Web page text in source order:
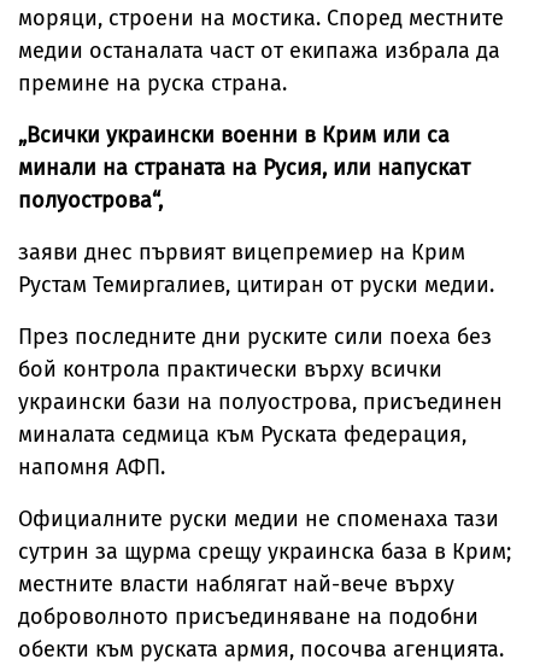
моряци, строени на мостика. Според местните
медии останалата част от екипажа избрала да
премине на руска страна.
„Всички украински военни в Крим или са
минали на страната на Русия, или напускат
полуострова“,
заяви днес първият вицепремиер на Крим
Рустам Темиргалиев, цитиран от руски медии.
През последните дни руските сили поеха без
бой контрола практически върху всички
украински бази на полуострова, присъединен
миналата седмица към Руската федерация,
напомня АФП.
Официалните руски медии не споменаха тази
сутрин за щурма срещу украинска база в Крим;
местните власти наблягат най-вече върху
доброволното присъединяване на подобни
обекти към руската армия, посочва агенцията.